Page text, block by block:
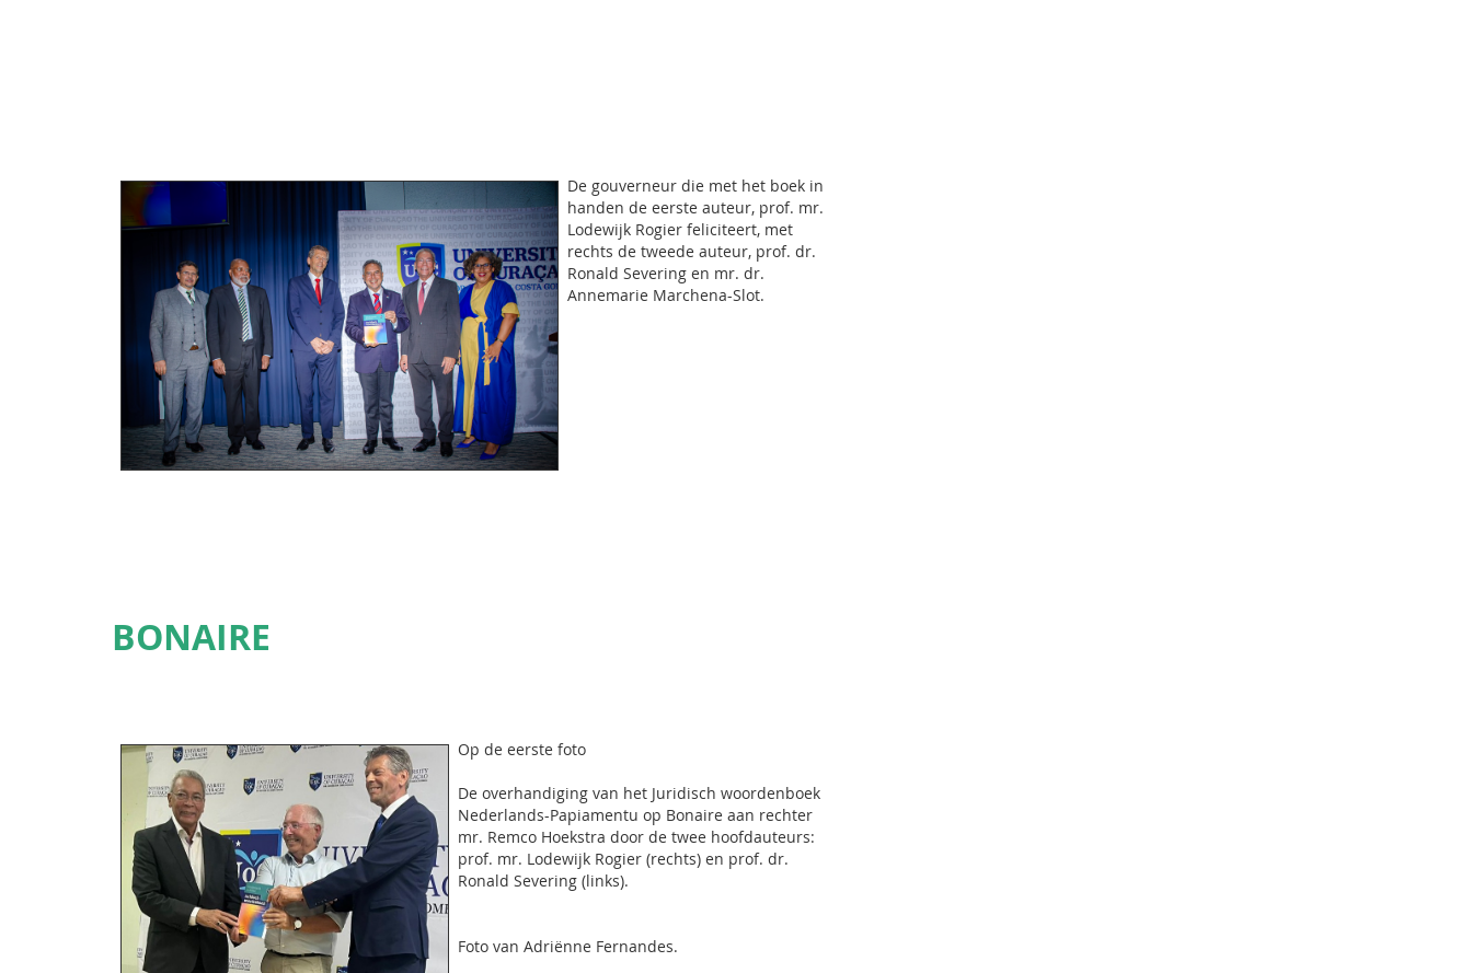
De gouverneur die met het boek in
handen de eerste auteur, prof. mr.
Lodewijk Rogier feliciteert, met
rechts de tweede auteur, prof. dr.
Ronald Severing en mr. dr.
Annemarie Marchena-Slot.
BONAIRE
Op de eerste foto
De overhandiging van het Juridisch woordenboek
Nederlands-Papiamentu op Bonaire aan rechter
mr. Remco Hoekstra door de twee hoofdauteurs:
prof. mr. Lodewijk Rogier (rechts) en prof. dr.
Ronald Severing (links).
Foto van Adriënne Fernandes.